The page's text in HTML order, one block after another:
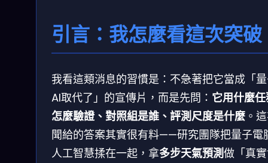
引言：我怎麼看這次突破
我看這類消息的習慣是：不急著把它當成「
AI取代了」的宣傳片，而是先問： 它用什麼
怎麼驗證、對照組是誰、評測尺度是什麼 。
聞給的答案其實很有料——研究團隊把量子電
人工智慧揉在一起，拿多步天氣預測做「真